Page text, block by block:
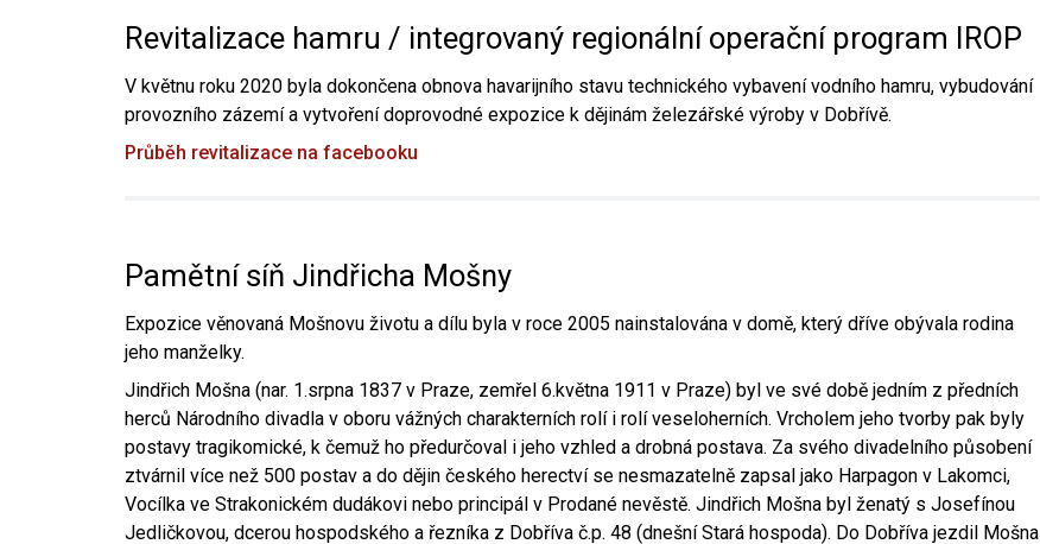
Revitalizace hamru / integrovaný regionální operační program IROP
V květnu roku 2020 byla dokončena obnova havarijního stavu technického vybavení vodního hamru, vybudování
provozního zázemí a vytvoření doprovodné expozice k dějinám železářské výroby v Dobřívě.
Průběh revitalizace na facebooku
Pamětní síň Jindřicha Mošny
Expozice věnovaná Mošnovu životu a dílu byla v roce 2005 nainstalována v domě, který dříve obývala rodina
jeho manželky.
Jindřich Mošna (nar. 1.srpna 1837 v Praze, zemřel 6.května 1911 v Praze) byl ve své době jedním z předních
herců Národního divadla v oboru vážných charakterních rolí i rolí veseloherních. Vrcholem jeho tvorby pak byly
postavy tragikomické, k čemuž ho předurčoval i jeho vzhled a drobná postava. Za svého divadelního působení
ztvárnil více než 500 postav a do dějin českého herectví se nesmazatelně zapsal jako Harpagon v Lakomci,
Vocílka ve Strakonickém dudákovi nebo principál v Prodané nevěstě. Jindřich Mošna byl ženatý s Josefínou
Jedličkovou, dcerou hospodského a řezníka z Dobříva č.p. 48 (dnešní Stará hospoda). Do Dobříva jezdil Mošna